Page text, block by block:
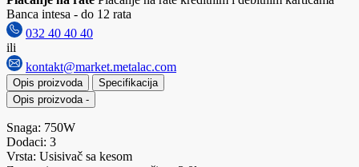
Banca intesa - do 12 rata
032 40 40 40
ili
kontakt@market.metalac.com
Opis proizvoda
Specifikacija
Opis proizvoda -
Snaga: 750W
Dodaci: 3
Vrsta: Usisivač sa kesom